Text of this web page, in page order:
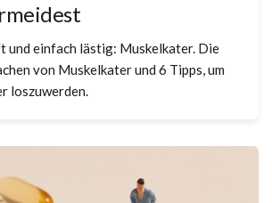
und einfach lästig: Muskelkater. Die
von Muskelkater und 6 Tipps, um
loszuwerden.